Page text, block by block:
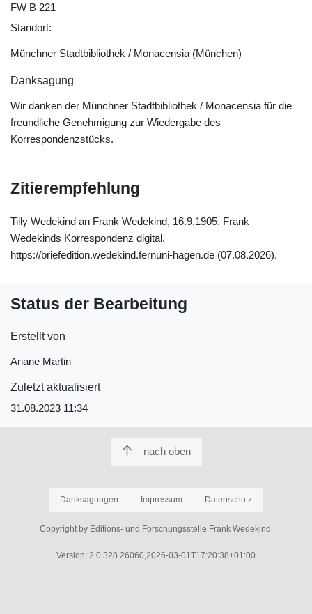
FW B 221
Standort:
Münchner Stadtbibliothek / Monacensia (München)
Danksagung
Wir danken der Münchner Stadtbibliothek / Monacensia für die
freundliche Genehmigung zur Wiedergabe des
Korrespondenzstücks.
Zitierempfehlung
Tilly Wedekind an Frank Wedekind, 16.9.1905. Frank
Wedekinds Korrespondenz digital.
https://briefedition.wedekind.fernuni-hagen.de (07.08.2026).
Status der Bearbeitung
Erstellt von
Ariane Martin
Zuletzt aktualisiert
31.08.2023 11:34
nach oben
Danksagungen Impressum Datenschutz
Copyright by Editions- und Forschungsstelle Frank Wedekind.
Version: 2.0.328.26060,2026-03-01T17:20:38+01:00